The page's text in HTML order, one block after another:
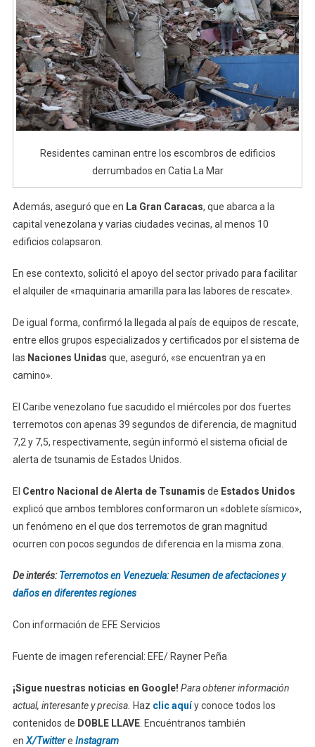
Residentes caminan entre los escombros de edificios
derrumbados en Catia La Mar
Además, aseguró que en La Gran Caracas, que abarca a la
capital venezolana y varias ciudades vecinas, al menos 10
edificios colapsaron.
En ese contexto, solicitó el apoyo del sector privado para facilitar
el alquiler de «maquinaria amarilla para las labores de rescate».
De igual forma, confirmó la llegada al país de equipos de rescate,
entre ellos grupos especializados y certificados por el sistema de
las Naciones Unidas que, aseguró, «se encuentran ya en
camino».
El Caribe venezolano fue sacudido el miércoles por dos fuertes
terremotos con apenas 39 segundos de diferencia, de magnitud
7,2 y 7,5, respectivamente, según informó el sistema oficial de
alerta de tsunamis de Estados Unidos.
El Centro Nacional de Alerta de Tsunamis de Estados Unidos
explicó que ambos temblores conformaron un «doblete sísmico»,
un fenómeno en el que dos terremotos de gran magnitud
ocurren con pocos segundos de diferencia en la misma zona.
De interés:Terremotos en Venezuela: Resumen de afectaciones y
daños en diferentes regiones
Con información de EFE Servicios
Fuente de imagen referencial: EFE/ Rayner Peña
¡Sigue nuestras noticias en Google! Para obtener información
actual, interesante y precisa. Haz clic aquíy conoce todos los
contenidos de DOBLE LLAVE. Encuéntranos también
en X/Twittere Instagram